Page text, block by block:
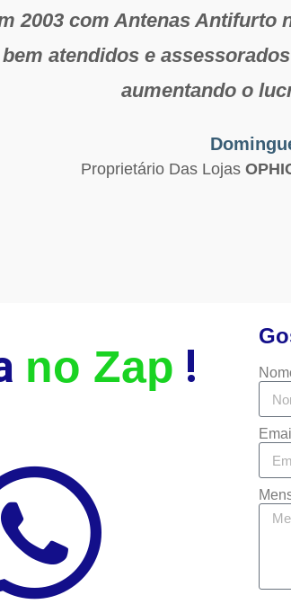
2003 com Antenas Antifurto
atendidos e
aumentando o
Proprietário Das Lojas
no Zap !
Email